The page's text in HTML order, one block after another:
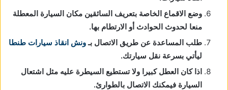
وضع الاقماع الخاصة بتعريف السائقين مكان السيارة المعطلة
منعا لحدوث الحوادث أو الارتطام بها.
طلب المساعدة عن طريق الاتصال بـونش انقاذ سيارات طنطا
ليأتي بسرعة نقل سيارتك.
اذا كان العطل كبيرا ولا تستطيع السيطرة عليه مثل اشتعال
السيارة فيمكنك الاتصال بالطوارئ.